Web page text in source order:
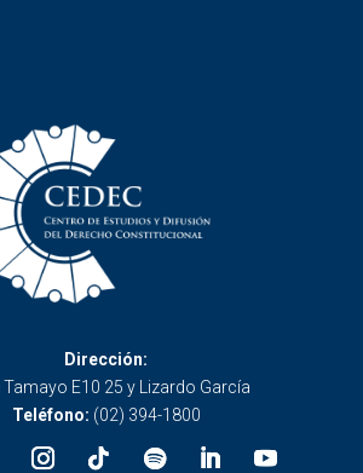
Dirección:
E10 25 y Lizardo García
Teléfono: (02) 394-1800